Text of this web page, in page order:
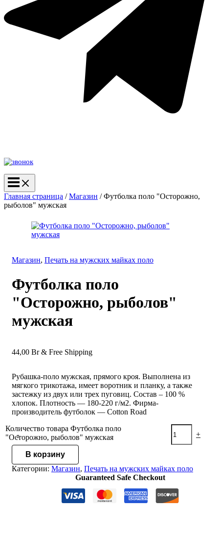
Главная страница /Магазин /Футболка поло "Осторожно,
рыболов" мужская
Магазин, Печать на мужских майках поло
Футболка поло
"Осторожно, рыболов"
мужская
44,00 Br & Free Shipping
Рубашка-поло мужская, прямого кроя. Выполнена из
мягкого трикотажа, имеет воротник и планку, а также
застежку из двух или трех пуговиц. Состав – 100 %
хлопок. Плотность — 180-220 г/м2. Фирма-
производитель футболок — Cotton Road
-
Количество товара Футболка поло
"Осторожно, рыболов" мужская
+
В корзину
Категории: Магазин, Печать на мужских майках поло
Guaranteed Safe Checkout